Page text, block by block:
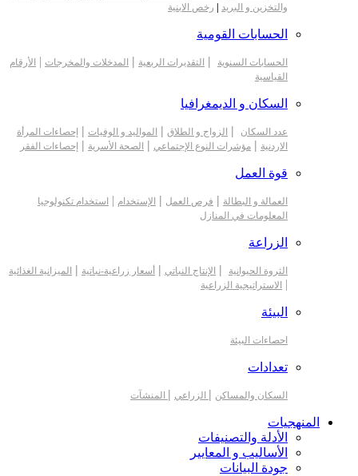
والتخزين و البريد
رخص الابنية
الحسابات القومية
الحسابات السنوية | التقديرات الربعية | المدخلات والمخرجات |
الأرقام
القياسية
السكان و الديمغرافيا
عدد السكان | الزواج و الطلاق | المواليد و الوفيات | إحصاءات المرأة
الاردنية | مؤشرات النوع الإجتماعي | الصحة الأسرية | إحصاءات الفقر
قوة العمل
العمالة و البطالة | فرص العمل | الإستخدام |
استخدام تكنولوجيا
المعلومات في المنازل
الزراعة
الثروة الحيوانية | الإنتاج النباتي | أسعار زراعية-نباتية | الميزانية الغذائية
| الاستراتيجية الزراعية
البيئة
احصاءات البيئة
تعدادات
السكان والمساكن | الزراعي | المنشآت
المنهجيات
الأدلة والتصنيفات
الأساليب و المعايير
جودة البيانات